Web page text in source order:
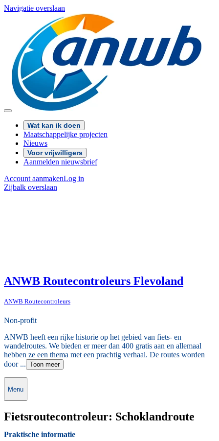
Navigatie overslaan
Wat kan ik doen
Maatschappelijke projecten
Nieuws
Voor vrijwilligers
Aanmelden nieuwsbrief
Account aanmakenLog in
Zijbalk overslaan
ANWB Routecontroleurs Flevoland
ANWB Routecontroleurs
Non-profit
ANWB heeft een rijke historie op het gebied van fiets- en
wandelroutes. We bieden er meer dan 400 gratis aan en allemaal
hebben ze een thema met een prachtig verhaal. De routes worden
door ... Toon meer
Menu
Fietsroutecontroleur: Schoklandroute
Praktische informatie